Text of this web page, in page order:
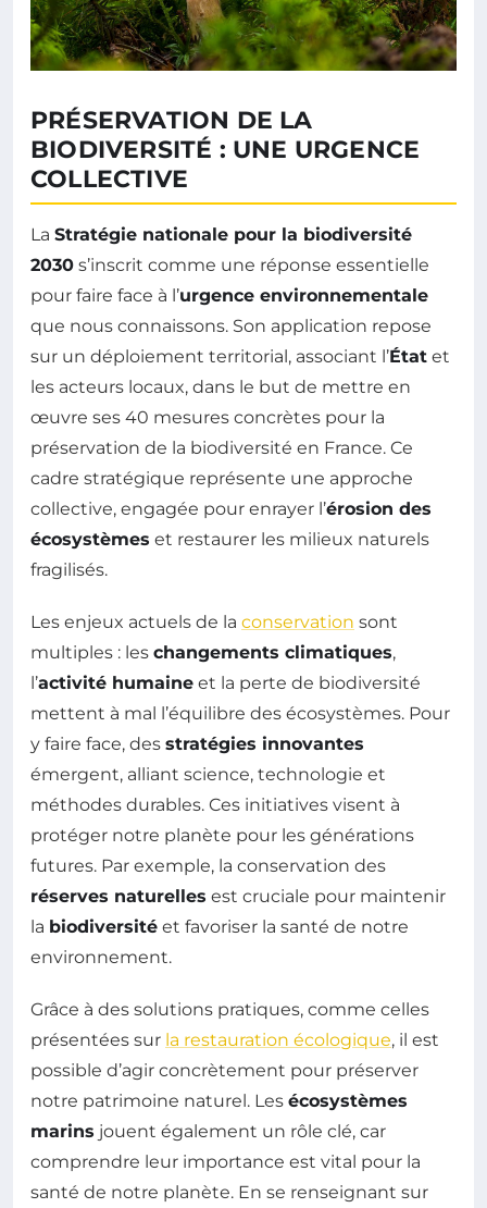
PRÉSERVATION DE LA
BIODIVERSITÉ : UNE URGENCE
COLLECTIVE
La Stratégie nationale pour la biodiversité
2030 s’inscrit comme une réponse essentielle
pour faire face à l’urgence environnementale
que nous connaissons. Son application repose
sur un déploiement territorial, associant l’État et
les acteurs locaux, dans le but de mettre en
œuvre ses 40 mesures concrètes pour la
préservation de la biodiversité en France. Ce
cadre stratégique représente une approche
collective, engagée pour enrayer l’érosion des
écosystèmes et restaurer les milieux naturels
fragilisés.
Les enjeux actuels de la conservation sont
multiples : les changements climatiques,
l’activité humaine et la perte de biodiversité
mettent à mal l’équilibre des écosystèmes. Pour
y faire face, des stratégies innovantes
émergent, alliant science, technologie et
méthodes durables. Ces initiatives visent à
protéger notre planète pour les générations
futures. Par exemple, la conservation des
réserves naturelles est cruciale pour maintenir
la biodiversité et favoriser la santé de notre
environnement.
Grâce à des solutions pratiques, comme celles
présentées sur la restauration écologique, il est
possible d’agir concrètement pour préserver
notre patrimoine naturel. Les écosystèmes
marins jouent également un rôle clé, car
comprendre leur importance est vital pour la
santé de notre planète. En se renseignant sur